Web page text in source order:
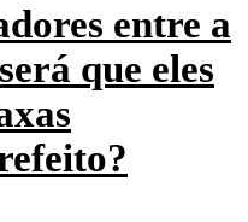
entre a
que eles